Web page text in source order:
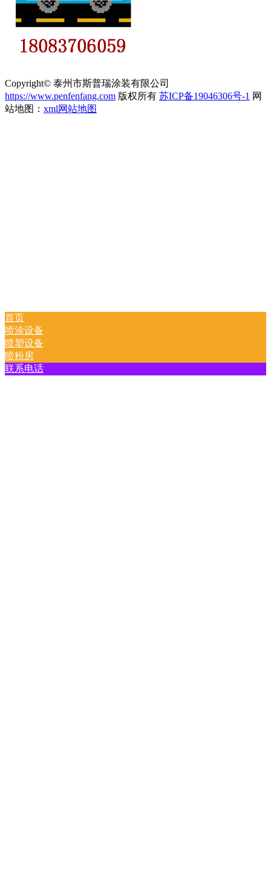
Copyright© 泰州市斯普瑞涂装有限公司
https://www.penfenfang.com 版权所有 苏ICP备19046306号-1 网
站地图： xml网站地图
首页
喷涂设备
喷塑设备
喷粉房
联系电话